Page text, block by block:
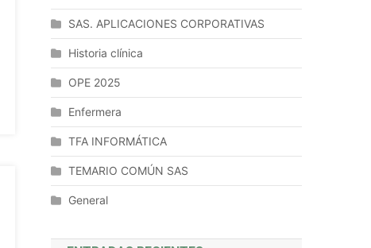
SAS. APLICACIONES CORPORATIVAS
Historia clínica
OPE 2025
Enfermera
TFA INFORMÁTICA
TEMARIO COMÚN SAS
General